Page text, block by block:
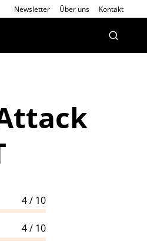
Newsletter Über uns Kontakt
4 / 10
4 / 10